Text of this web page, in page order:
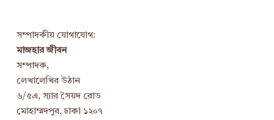
সম্পাদকীয় যোগাযোগ:
মাজহার জীবন
সম্পাদক,
লেখালেখির উঠান
৬/৫এ, স্যার সৈয়দ রোড
মোহাম্মদপুর, ঢাকা ১২০৭